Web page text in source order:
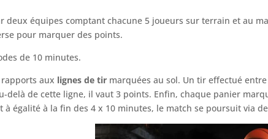
deux équipes comptant chacune 5 joueurs sur terrain et au
pour marquer des points.
de 10 minutes.
aux lignes de tir marquées au sol. Un tir effectué
delà de cette ligne, il vaut 3 points. Enfin, chaque panier
égalité à la fin des 4 x 10 minutes, le match se poursuit via